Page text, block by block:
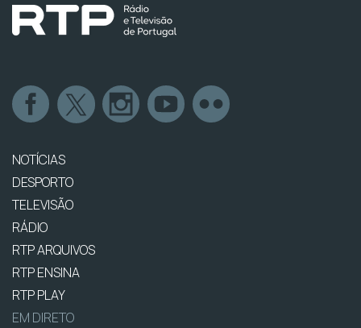
NOTÍCIAS
DESPORTO
TELEVISÃO
RÁDIO
RTP ARQUIVOS
RTP ENSINA
RTP PLAY
EM DIRETO